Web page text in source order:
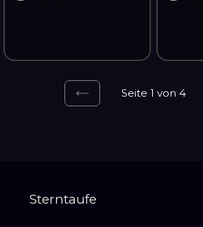
Vorherige
Seite 1 von 4
Sterntaufe